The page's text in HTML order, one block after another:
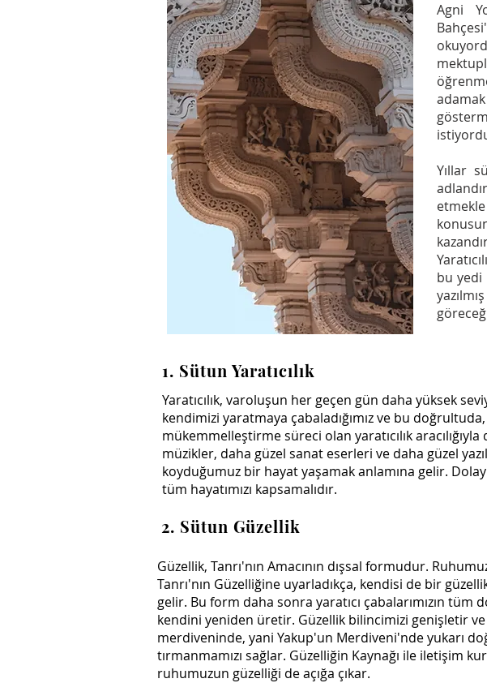
Agni
Yıllar
bu yedi
1. Sütun Yaratıcılık
Yaratıcılık, varoluşun her geçen gün daha yüksek
kendimizi yaratmaya çabaladığımız ve bu
mükemmelleştirme süreci olan yaratıcılık aracılığıyla
müzikler, daha güzel sanat eserleri ve daha güzel
koyduğumuz bir hayat yaşamak anlamına gelir.
tüm hayatımızı kapsamalıdır.
2. Sütun Güzellik
Güzellik, Tanrı'nın Amacının dışsal formudur.
Tanrı'nın Güzelliğine uyarladıkça, kendisi de bir
gelir. Bu form daha sonra yaratıcı çabalarımızın tüm
kendini yeniden üretir. Güzellik bilincimizi genişletir
merdiveninde, yani Yakup'un Merdiveni'nde yukarı
tırmanmamızı sağlar. Güzelliğin Kaynağı ile iletişim
ruhumuzun güzelliği de açığa çıkar.